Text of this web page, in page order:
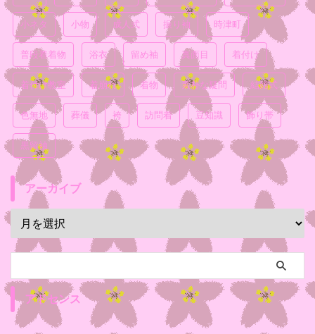
小ネタ 小物 成人式 振り袖 時津町
普段着着物 浴衣 留め袖 真面目 着付け
着付け教室 着崩れ 着物 素朴な疑問 結婚式
色無地 葬儀 袴 訪問着 豆知識 飾り帯
黒留袖
アーカイブ
アドセンス